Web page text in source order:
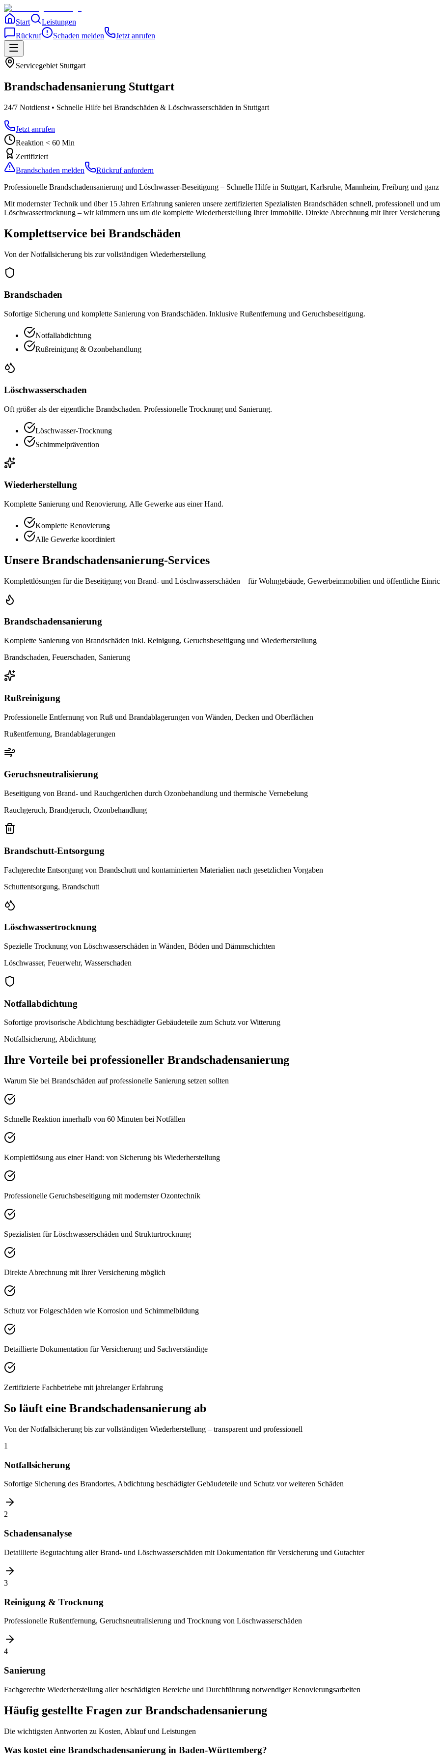
Start
Leistungen
Rückruf
Schaden melden Jetzt anrufen
Servicegebiet Stuttgart
Brandschadensanierung Stuttgart
24/7 Notdienst • Schnelle Hilfe bei Brandschäden & Löschwasserschäden in Stuttgart
Jetzt anrufen
Reaktion < 60 Min
Zertifiziert
Brandschaden melden
Rückruf anfordern
Professionelle Brandschadensanierung und Löschwasser-Beseitigung – Schnelle Hilfe in Stuttgart, Karlsruhe, Mannheim, Freiburg und
Mit modernster Technik und über 15 Jahren Erfahrung sanieren unsere zertifizierten Spezialisten Brandschäden schnell, professionell und
Löschwassertrocknung – wir kümmern uns um die komplette Wiederherstellung Ihrer Immobilie. Direkte Abrechnung mit Ihrer
Komplettservice bei Brandschäden
Von der Notfallsicherung bis zur vollständigen Wiederherstellung
Brandschaden
Sofortige Sicherung und komplette Sanierung von Brandschäden. Inklusive Rußentfernung und Geruchsbeseitigung.
Notfallabdichtung
Rußreinigung & Ozonbehandlung
Löschwasserschaden
Oft größer als der eigentliche Brandschaden. Professionelle Trocknung und Sanierung.
Löschwasser-Trocknung
Schimmelprävention
Wiederherstellung
Komplette Sanierung und Renovierung. Alle Gewerke aus einer Hand.
Komplette Renovierung
Alle Gewerke koordiniert
Unsere Brandschadensanierung-Services
Komplettlösungen für die Beseitigung von Brand- und Löschwasserschäden – für Wohngebäude, Gewerbeimmobilien und öffentliche
Brandschadensanierung
Komplette Sanierung von Brandschäden inkl. Reinigung, Geruchsbeseitigung und Wiederherstellung
Brandschaden, Feuerschaden, Sanierung
Rußreinigung
Professionelle Entfernung von Ruß und Brandablagerungen von Wänden, Decken und Oberflächen
Rußentfernung, Brandablagerungen
Geruchsneutralisierung
Beseitigung von Brand- und Rauchgerüchen durch Ozonbehandlung und thermische Vernebelung
Rauchgeruch, Brandgeruch, Ozonbehandlung
Brandschutt-Entsorgung
Fachgerechte Entsorgung von Brandschutt und kontaminierten Materialien nach gesetzlichen Vorgaben
Schuttentsorgung, Brandschutt
Löschwassertrocknung
Spezielle Trocknung von Löschwasserschäden in Wänden, Böden und Dämmschichten
Löschwasser, Feuerwehr, Wasserschaden
Notfallabdichtung
Sofortige provisorische Abdichtung beschädigter Gebäudeteile zum Schutz vor Witterung
Notfallsicherung, Abdichtung
Ihre Vorteile bei professioneller Brandschadensanierung
Warum Sie bei Brandschäden auf professionelle Sanierung setzen sollten
Schnelle Reaktion innerhalb von 60 Minuten bei Notfällen
Komplettlösung aus einer Hand: von Sicherung bis Wiederherstellung
Professionelle Geruchsbeseitigung mit modernster Ozontechnik
Spezialisten für Löschwasserschäden und Strukturtrocknung
Direkte Abrechnung mit Ihrer Versicherung möglich
Schutz vor Folgeschäden wie Korrosion und Schimmelbildung
Detaillierte Dokumentation für Versicherung und Sachverständige
Zertifizierte Fachbetriebe mit jahrelanger Erfahrung
So läuft eine Brandschadensanierung ab
Von der Notfallsicherung bis zur vollständigen Wiederherstellung – transparent und professionell
1
Notfallsicherung
Sofortige Sicherung des Brandortes, Abdichtung beschädigter Gebäudeteile und Schutz vor weiteren Schäden
2
Schadensanalyse
Detaillierte Begutachtung aller Brand- und Löschwasserschäden mit Dokumentation für Versicherung und Gutachter
3
Reinigung & Trocknung
Professionelle Rußentfernung, Geruchsneutralisierung und Trocknung von Löschwasserschäden
4
Sanierung
Fachgerechte Wiederherstellung aller beschädigten Bereiche und Durchführung notwendiger Renovierungsarbeiten
Häufig gestellte Fragen zur Brandschadensanierung
Die wichtigsten Antworten zu Kosten, Ablauf und Leistungen
Was kostet eine Brandschadensanierung in Baden-Württemberg?